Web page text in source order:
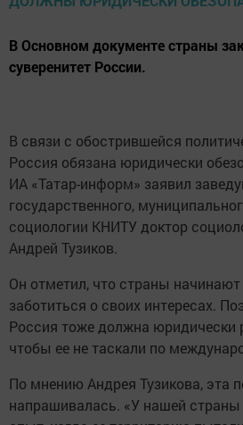
В Основном документе страны
суверенитет России.
В связи с обострившейся
Россия обязана юридически
ИА «Татар-информ» заявил
государственного,
социологии КНИТУ доктор
Андрей Тузиков.
Он отметил, что страны
заботиться о своих интересах.
Россия тоже должна юридически
чтобы ее не таскали по
По мнению Андрея Тузикова, эта
напрашивалась. «У нашей